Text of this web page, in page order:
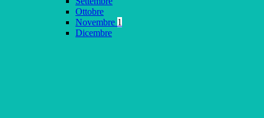
Ottobre
Novembre 1
Dicembre